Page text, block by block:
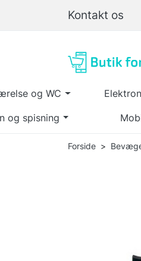
Kontakt os
og WC
og spisning
Forside